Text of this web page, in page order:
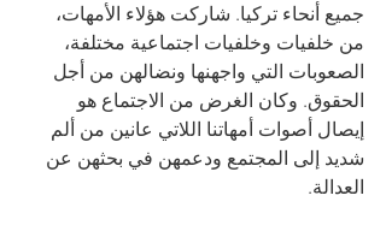
جميع أنحاء تركيا. شاركت هؤلاء الأمهات،
من خلفيات وخلفيات اجتماعية مختلفة،
الصعوبات التي واجهنها ونضالهن من أجل
الحقوق. وكان الغرض من الاجتماع هو
إيصال أصوات أمهاتنا اللاتي عانين من ألم
شديد إلى المجتمع ودعمهن في بحثهن عن
العدالة.